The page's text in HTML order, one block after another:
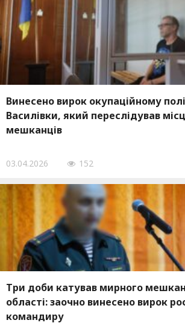
Винесено вирок окупаційному
Василівки, який переслідував
мешканців
03.04.2026 152
Три доби катував мирного
області: заочно винесено вирок
командиру